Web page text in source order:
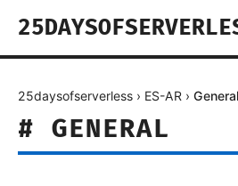
25daysofserverless › ES-AR › General
# GENERAL